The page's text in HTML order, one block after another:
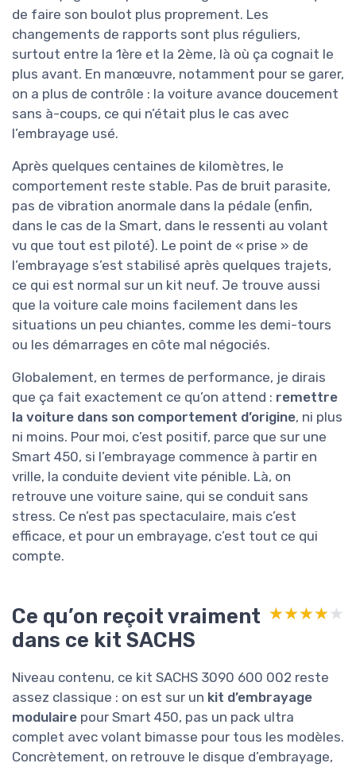
de faire son boulot plus proprement. Les
changements de rapports sont plus réguliers,
surtout entre la 1ère et la 2ème, là où ça cognait le
plus avant. En manœuvre, notamment pour se garer,
on a plus de contrôle : la voiture avance doucement
sans à-coups, ce qui n’était plus le cas avec
l’embrayage usé.
Après quelques centaines de kilomètres, le
comportement reste stable. Pas de bruit parasite,
pas de vibration anormale dans la pédale (enfin,
dans le cas de la Smart, dans le ressenti au volant
vu que tout est piloté). Le point de « prise » de
l’embrayage s’est stabilisé après quelques trajets,
ce qui est normal sur un kit neuf. Je trouve aussi
que la voiture cale moins facilement dans les
situations un peu chiantes, comme les demi-tours
ou les démarrages en côte mal négociés.
Globalement, en termes de performance, je dirais
que ça fait exactement ce qu’on attend : remettre
la voiture dans son comportement d’origine, ni plus
ni moins. Pour moi, c’est positif, parce que sur une
Smart 450, si l’embrayage commence à partir en
vrille, la conduite devient vite pénible. Là, on
retrouve une voiture saine, qui se conduit sans
stress. Ce n’est pas spectaculaire, mais c’est
efficace, et pour un embrayage, c’est tout ce qui
compte.
Ce qu’on reçoit vraiment
dans ce kit SACHS
★★★★★
★★★★★
Niveau contenu, ce kit SACHS 3090 600 002 reste
assez classique : on est sur un kit d’embrayage
modulaire pour Smart 450, pas un pack ultra
complet avec volant bimasse pour tous les modèles.
Concrètement, on retrouve le disque d’embrayage,